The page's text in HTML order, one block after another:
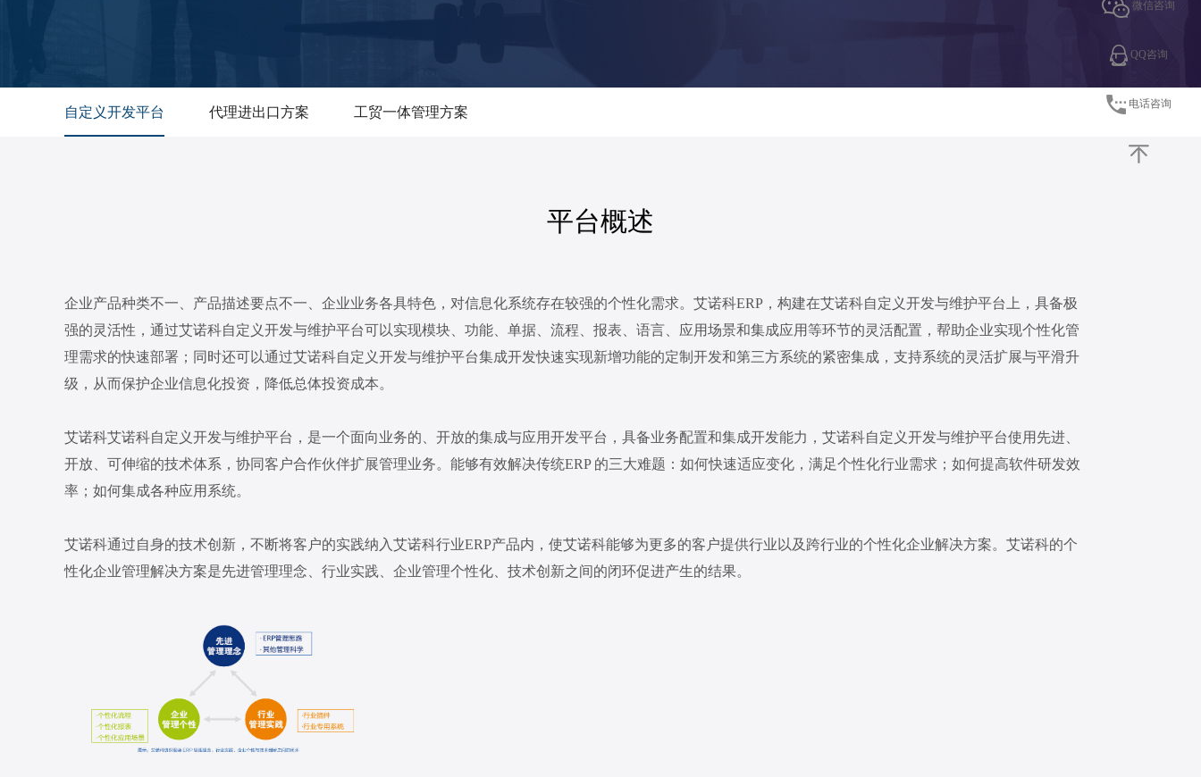
自定义开发平台 代理进出口方案 工贸一体管理方案
平台概述
企业产品种类不一、产品描述要点不一、企业业务各具特色，对信息化系统存在较强的个性化需求。艾诺科ERP，构建在艾诺科自定义开发与维护平台上，具备极
强的灵活性，通过艾诺科自定义开发与维护平台可以实现模块、功能、单据、流程、报表、语言、应用场景和集成应用等环节的灵活配置，帮助企业实现个性化管
理需求的快速部署；同时还可以通过艾诺科自定义开发与维护平台集成开发快速实现新增功能的定制开发和第三方系统的紧密集成，支持系统的灵活扩展与平滑升
级，从而保护企业信息化投资，降低总体投资成本。
艾诺科艾诺科自定义开发与维护平台，是一个面向业务的、开放的集成与应用开发平台，具备业务配置和集成开发能力，艾诺科自定义开发与维护平台使用先进、
开放、可伸缩的技术体系，协同客户合作伙伴扩展管理业务。能够有效解决传统ERP 的三大难题：如何快速适应变化，满足个性化行业需求；如何提高软件研发效
率；如何集成各种应用系统。
艾诺科通过自身的技术创新，不断将客户的实践纳入艾诺科行业ERP产品内，使艾诺科能够为更多的客户提供行业以及跨行业的个性化企业解决方案。艾诺科的个
性化企业管理解决方案是先进管理理念、行业实践、企业管理个性化、技术创新之间的闭环促进产生的结果。
微信咨询
QQ咨询
电话咨询